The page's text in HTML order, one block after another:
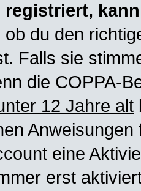
registriert,
du den
Falls sie
die COPPA-
12 Jahre alt
eine
erst